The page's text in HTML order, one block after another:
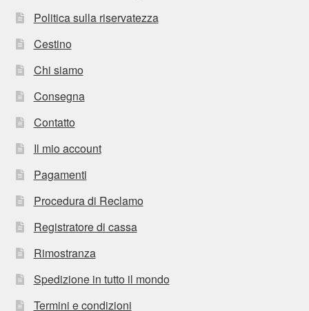
Politica sulla riservatezza
Cestino
Chi siamo
Consegna
Contatto
Il mio account
Pagamenti
Procedura di Reclamo
Registratore di cassa
Rimostranza
Spedizione in tutto il mondo
Termini e condizioni